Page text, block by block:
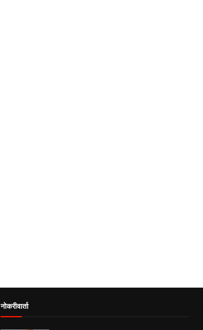
नोकरीवार्ता